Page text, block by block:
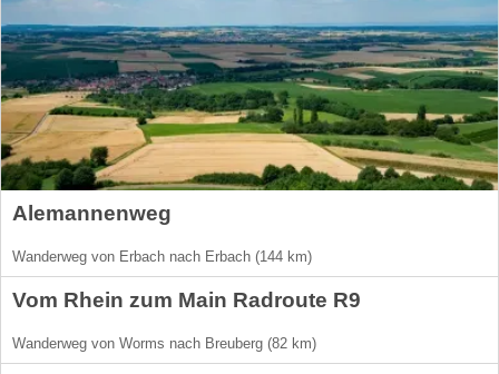
Alemannenweg
Wanderweg von Erbach nach Erbach (144 km)
Vom Rhein zum Main Radroute R9
Wanderweg von Worms nach Breuberg (82 km)